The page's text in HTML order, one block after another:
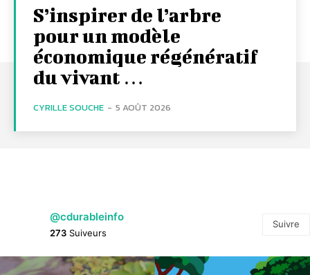
S’inspirer de l’arbre
pour un modèle
économique régénératif
du vivant …
CYRILLE SOUCHE - 5 AOÛT 2026
@cdurableinfo
273 Suiveurs
Suivre